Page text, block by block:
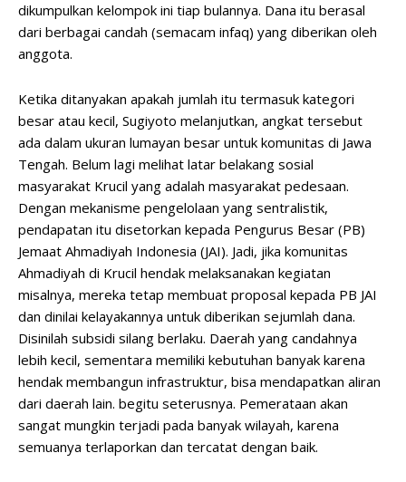
dikumpulkan kelompok ini tiap bulannya. Dana itu berasal
dari berbagai candah (semacam infaq) yang diberikan oleh
anggota.
Ketika ditanyakan apakah jumlah itu termasuk kategori
besar atau kecil, Sugiyoto melanjutkan, angkat tersebut
ada dalam ukuran lumayan besar untuk komunitas di Jawa
Tengah. Belum lagi melihat latar belakang sosial
masyarakat Krucil yang adalah masyarakat pedesaan.
Dengan mekanisme pengelolaan yang sentralistik,
pendapatan itu disetorkan kepada Pengurus Besar (PB)
Jemaat Ahmadiyah Indonesia (JAI). Jadi, jika komunitas
Ahmadiyah di Krucil hendak melaksanakan kegiatan
misalnya, mereka tetap membuat proposal kepada PB JAI
dan dinilai kelayakannya untuk diberikan sejumlah dana.
Disinilah subsidi silang berlaku. Daerah yang candahnya
lebih kecil, sementara memiliki kebutuhan banyak karena
hendak membangun infrastruktur, bisa mendapatkan aliran
dari daerah lain. begitu seterusnya. Pemerataan akan
sangat mungkin terjadi pada banyak wilayah, karena
semuanya terlaporkan dan tercatat dengan baik.